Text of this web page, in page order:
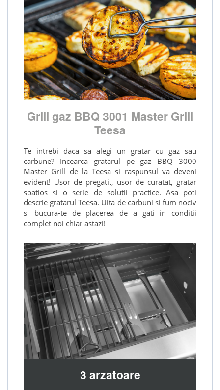
Grill gaz BBQ 3001 Master Grill
Teesa
Te intrebi daca sa alegi un gratar cu gaz sau
carbune? Incearca gratarul pe gaz BBQ 3000
Master Grill de la Teesa si raspunsul va deveni
evident! Usor de pregatit, usor de curatat, gratar
spatios si o serie de solutii practice. Asa poti
descrie gratarul Teesa. Uita de carbuni si fum nociv
si bucura-te de placerea de a gati in conditii
complet noi chiar astazi!
3 arzatoare